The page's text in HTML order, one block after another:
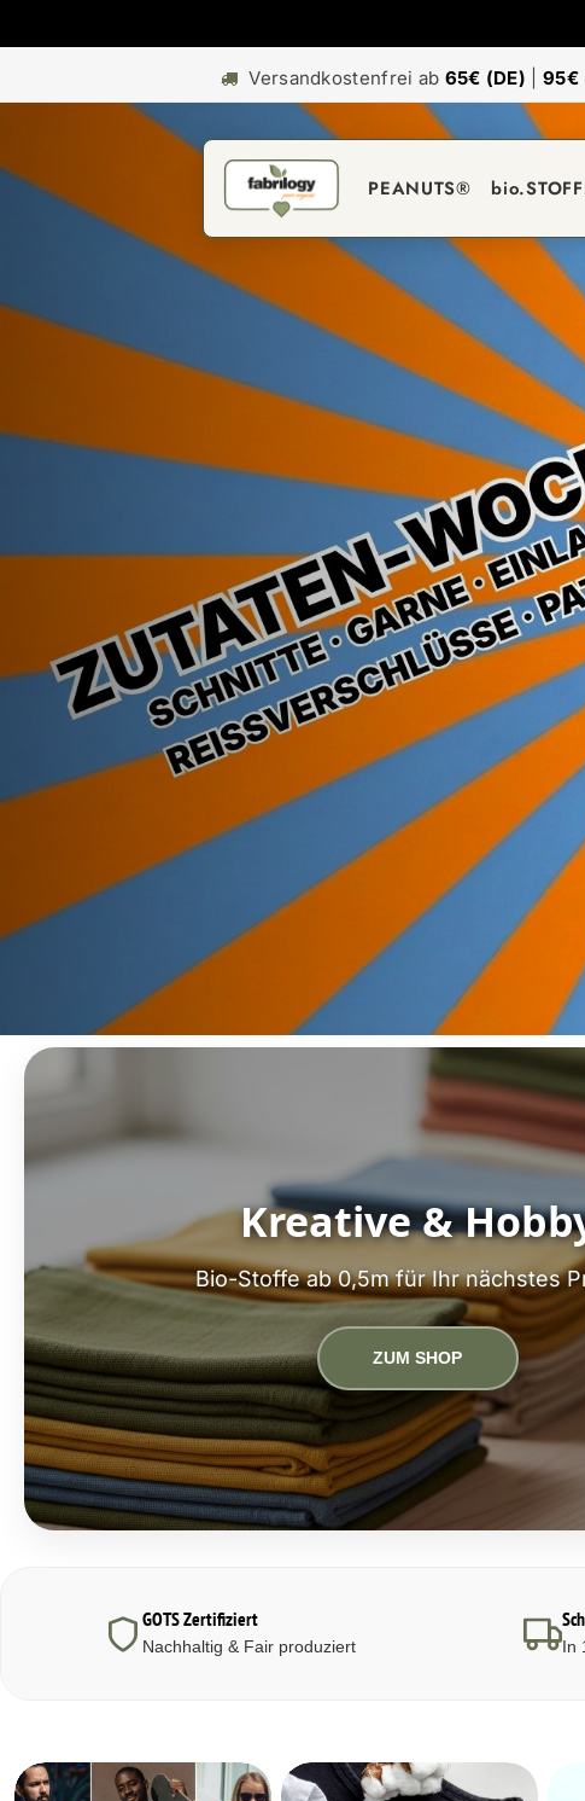
Versandkostenfrei ab 65€ (DE) 95€
PEANUTS®
Kreative &
Bio-Stoffe ab 0,5m für Ihr nächstes
ZUM SHOP
GOTS Zertifiziert
Nachhaltig & Fair produziert In